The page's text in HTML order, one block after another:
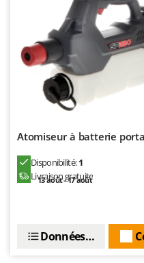
Chargeurs de
Charrues pour
Chaudrons
Cisailles à gazon à
Cisailles taille-haies
Compresseurs d'air
Compresseurs pour
Coupe-bordures -
Couveuses à œufs
Cultivateurs Tiller à
Baesso
Bahco
Barbieri
Batavia
Benassi
Bernardi
Bestway
Atomiseur à batterie
Disponibilité:1
Livraison gratuite
13 août - 17 août
Données techniques